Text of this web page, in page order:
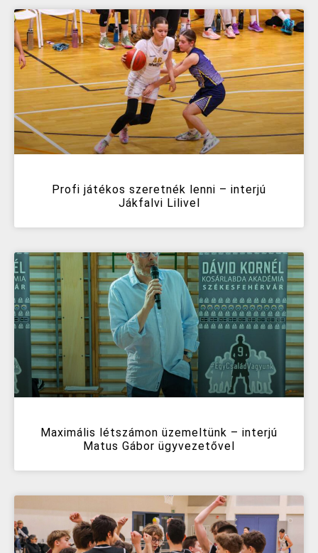
Profi játékos szeretnék lenni – interjú
Jákfalvi Lilivel
Maximális létszámon üzemeltünk – interjú
Matus Gábor ügyvezetővel